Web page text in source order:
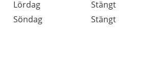
Lördag
Stängt
Söndag
Stängt